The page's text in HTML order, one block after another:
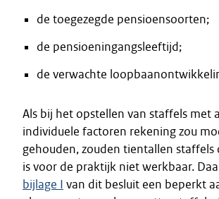
de toegezegde pensioensoorten;
de pensioeningangsleeftijd;
de verwachte
Als bij het opstellen van staffels met
individuele factoren rekening zou
gehouden, zouden tientallen staffels
is voor de praktijk niet werkbaar.
bijlage I van dit besluit een beperkt